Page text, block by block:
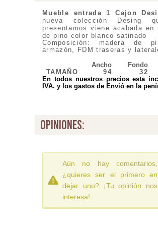
Mueble entrada 1 Cajon
nueva colección Desing
presentamos viene acabada en
de pino color blanco satinado
Composición: madera de
armazón, FDM traseras y
Ancho
Fondo
TAMAÑO
94 32
En todos nuestros precios esta
IVA. y los gastos de Envió en la
opiniones:
Aún no hay comentarios,
¿quieres ser el primero en
dejar uno? ¡Tu opinión nos
interesa!